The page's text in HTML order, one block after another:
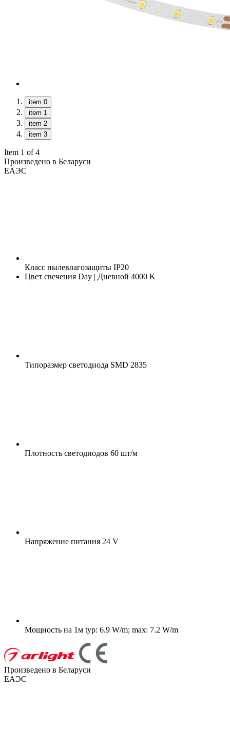
item 0
item 1
item 2
item 3
Item 1 of 4
Произведено в Беларуси
ЕАЭС
Класс пылевлагозащиты IP20
Цвет свечения Day | Дневной 4000 K
Типоразмер светодиода SMD 2835
Плотность светодиодов 60 шт/м
Напряжение питания 24 V
Мощность на 1м typ: 6.9 W/m; max: 7.2 W/m
Произведено в Беларуси
ЕАЭС